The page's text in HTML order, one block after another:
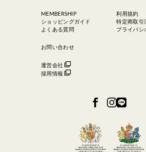
MEMBERSHIP
ショッピングガイド
よくある質問
お問い合わせ
運営会社
採用情報
利用規約
特定商取引
プライバシ